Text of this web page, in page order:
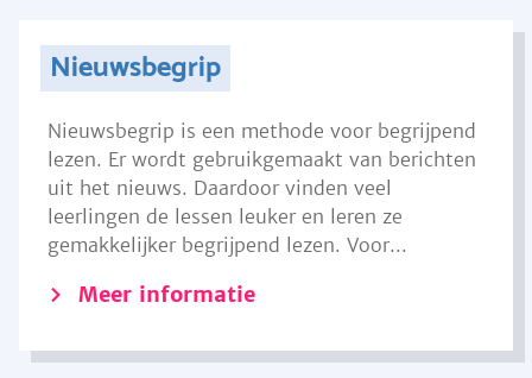
Nieuwsbegrip
Nieuwsbegrip is een methode voor begrijpend
lezen. Er wordt gebruikgemaakt van berichten
uit het nieuws. Daardoor vinden veel
leerlingen de lessen leuker en leren ze
gemakkelijker begrijpend lezen. Voor...
Meer informatie